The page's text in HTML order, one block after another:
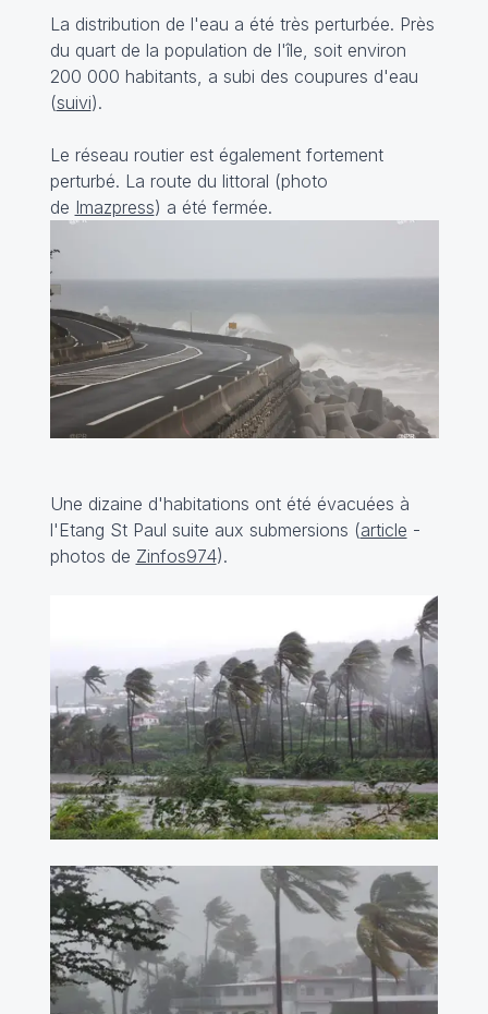
La distribution de l'eau a été très perturbée. Près
du quart de la population de l'île, soit environ
200 000 habitants, a subi des coupures d'eau
(suivi).
Le réseau routier est également fortement
perturbé. La route du littoral (photo
de Imazpress) a été fermée.
Une dizaine d'habitations ont été évacuées à
l'Etang St Paul suite aux submersions (article -
photos de Zinfos974).